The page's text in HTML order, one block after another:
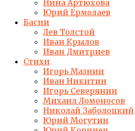
Нина Артюхова
Юрий Ермолаев
Басни
Лев Толстой
Иван Крылов
Иван Дмитриев
Стихи
Игорь Мазнин
Иван Никитин
Игорь Северянин
Михаил Ломоносов
Николай Заболоцкий
Юрий Могутин